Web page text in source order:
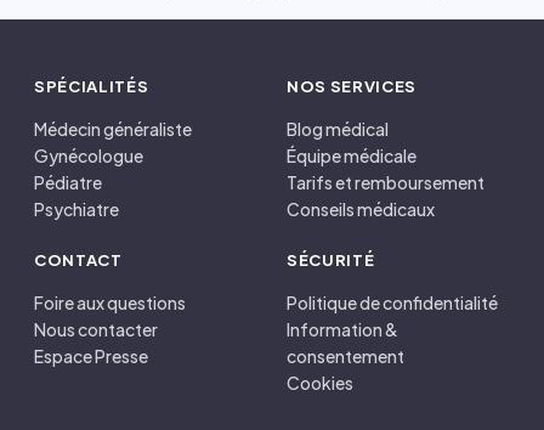
SPÉCIALITÉS
Médecin généraliste
Gynécologue
Pédiatre
Psychiatre
NOS SERVICES
Blog médical
Équipe médicale
Tarifs et remboursement
Conseils médicaux
CONTACT
Foire aux questions
Nous contacter
Espace Presse
SÉCURITÉ
Politique de confidentialité
Information &
consentement
Cookies